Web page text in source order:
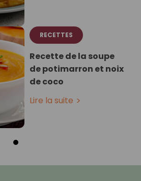
RECETTES
Recette de la soupe
de potimarron et noix
de coco
Lire la suite